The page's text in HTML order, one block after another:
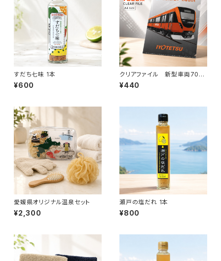
すだち七味 1本
¥600
クリアファイル 新型車両700
0系
¥440
愛媛県オリジナル温泉セット
¥2,300
瀬戸の塩だれ 1本
¥800